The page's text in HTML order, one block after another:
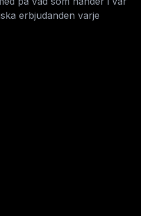
erbjudanden varje